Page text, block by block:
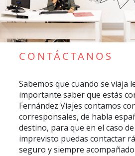
CONTÁCTANOS
Sabemos que cuando se viaja
importante saber que estás
Fernández Viajes contamos
corresponsales, de habla
destino, para que en el caso
imprevisto puedas contactar
seguro y siempre acompañado.